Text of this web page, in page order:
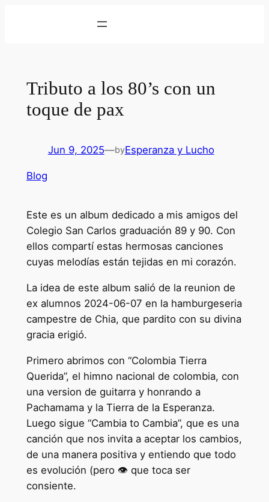
Tributo a los 80’s con un
toque de pax
Jun 9, 2025—byEsperanza y Lucho
Blog
Este es un album dedicado a mis amigos del
Colegio San Carlos graduación 89 y 90. Con
ellos compartí estas hermosas canciones
cuyas melodías están tejidas en mi corazón.
La idea de este album salió de la reunion de
ex alumnos 2024-06-07 en la hamburgeseria
campestre de Chia, que pardito con su divina
gracia erigió.
Primero abrimos con “Colombia Tierra
Querida”, el himno nacional de colombia, con
una version de guitarra y honrando a
Pachamama y la Tierra de la Esperanza.
Luego sigue “Cambia to Cambia”, que es una
canción que nos invita a aceptar los cambios,
de una manera positiva y entiendo que todo
es evolución (pero 👁️ que toca ser
consiente.